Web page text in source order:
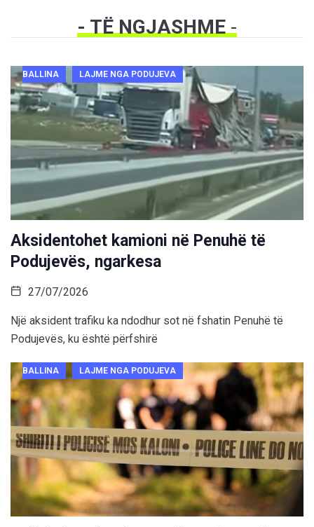
- TË NGJASHME-
BALLINA LAJME NGA PODUJEVA
Aksidentohet kamioni në Penuhë të
Podujevës, ngarkesa
27/07/2026
Një aksident trafiku ka ndodhur sot në fshatin Penuhë të
Podujevës, ku është përfshirë
BALLINA LAJME NGA PODUJEVA